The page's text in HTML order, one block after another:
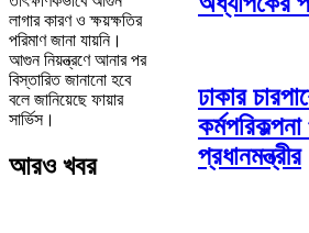
লাগার কারণ ও ক্ষয়ক্ষতির
পরিমাণ জানা যায়নি।
আগুন নিয়ন্ত্রণে আনার পর
বিস্তারিত জানানো হবে
বলে জানিয়েছে ফায়ার
সার্ভিস।
আরও খবর
ঢাকার
প্রধানমন্ত্রীর